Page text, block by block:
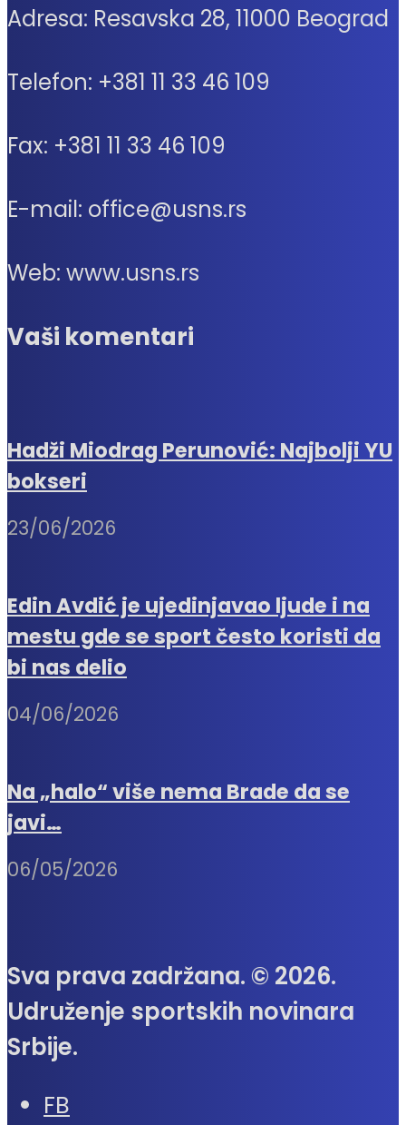
Adresa: Resavska 28, 11000 Beograd
Telefon: +381 11 33 46 109
Fax: +381 11 33 46 109
E-mail: office@usns.rs
Web: www.usns.rs
Vaši komentari
Hadži Miodrag Perunović: Najbolji YU
bokseri
23/06/2026
Edin Avdić je ujedinjavao ljude i na
mestu gde se sport često koristi da
bi nas delio
04/06/2026
Na „halo“ više nema Brade da se
javi…
06/05/2026
Sva prava zadržana. © 2026.
Udruženje sportskih novinara
Srbije.
FB